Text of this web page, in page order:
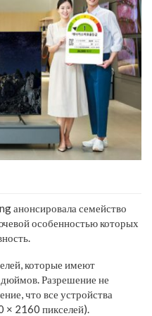
анонсировала семейство
особенностью которых
которые имеют
Разрешение не
что все устройства
× 2160 пикселей).